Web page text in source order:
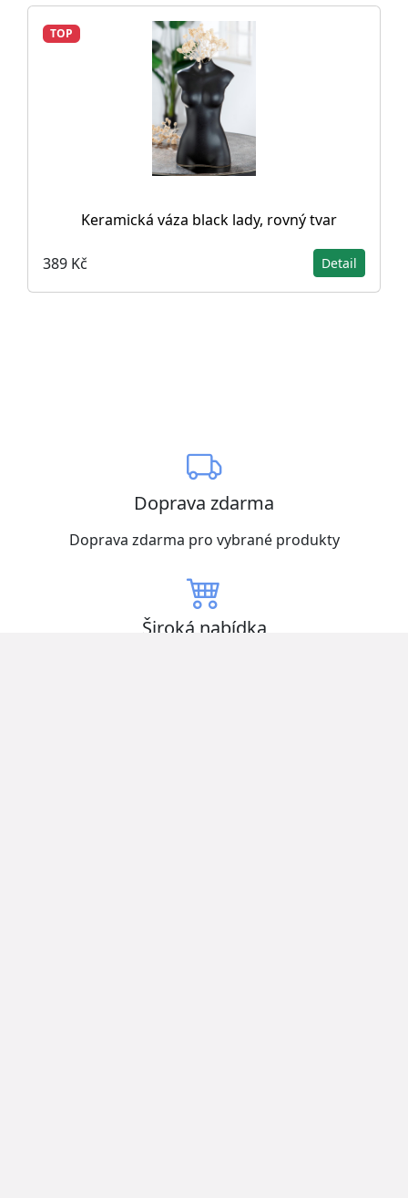
TOP
Keramická váza black lady, rovný tvar
389 Kč Detail
Doprava zdarma
Doprava zdarma pro vybrané produkty
Široká nabídka